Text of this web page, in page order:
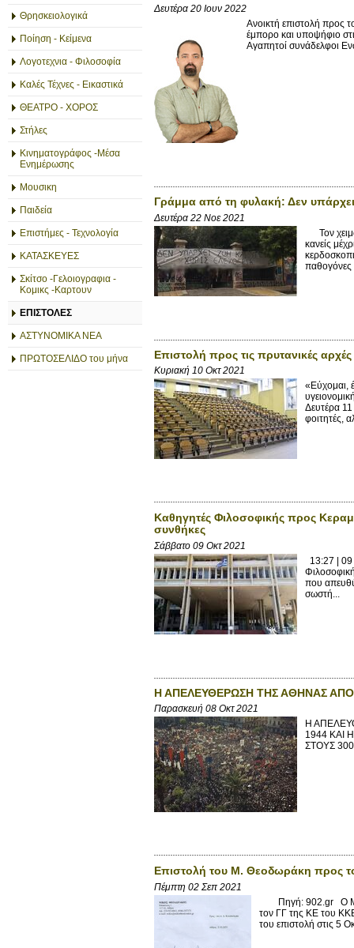
Θρησκειολογικά
Ποίηση - Κείμενα
Λογοτεχνια - Φιλοσοφία
Καλές Τέχνες - Εικαστικά
ΘΕΑΤΡΟ - ΧΟΡΟΣ
Στήλες
Κινηματογράφος -Μέσα
Ενημέρωσης
Μουσικη
Παιδεία
Επιστήμες - Τεχνολογία
ΚΑΤΑΣΚΕΥΕΣ
Σκίτσο -Γελοιογραφια -
Κομικς -Καρτουν
ΕΠΙΣΤΟΛΕΣ
ΑΣΤΥΝΟΜΙΚΑ ΝΕΑ
ΠΡΩΤΟΣΕΛΙΔΟ του μήνα
Δευτέρα 20 Ιουν 2022
Ανοικτή επιστολή προς
έμπορο και υποψήφιο
Αγαπητοί συνάδελφοι
Γράμμα από τη φυλακή: Δεν υπάρχει
Δευτέρα 22 Νοε 2021
Τον
κανείς
παθογόνες
Επιστολή προς τις πρυτανικές
Κυριακή 10 Οκτ 2021
«Εύχομαι,
Δευτέρα 11
φοιτητές,
Καθηγητές Φιλοσοφικής προς
συνθήκες
Σάββατο 09 Οκτ 2021
13:27 | 09
που
σωστή...
Η ΑΠΕΛΕΥΘΕΡΩΣΗ ΤΗΣ ΑΘΗΝΑΣ
Παρασκευή 08 Οκτ 2021
Η
1944 ΚΑΙ
ΣΤΟΥΣ
Επιστολή του Μ. Θεοδωράκη προς
Πέμπτη 02 Σεπ 2021
Πηγή: 902.gr Ο
τον ΓΓ της ΚΕ του
του επιστολή στις 5